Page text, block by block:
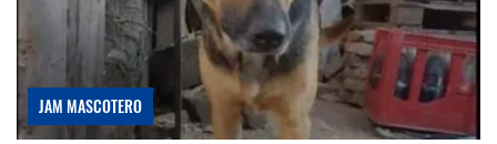
JAM MASCOTERO